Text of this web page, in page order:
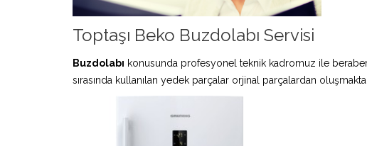
Toptaşı Beko Buzdolabı Servisi
Buzdolabı konusunda profesyonel teknik kadromuz ile
sırasında kullanılan yedek parçalar orjinal parçalardan